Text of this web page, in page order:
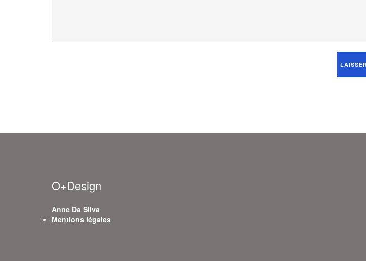
O+Design
Anne Da Silva
Mentions légales